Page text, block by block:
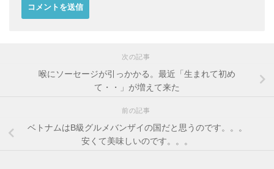
次の記事
喉にソーセージが引っかかる。最近「生まれて初め
て・・」が増えて来た
前の記事
ベトナムはB級グルメバンザイの国だと思うのです。。。
安くて美味しいのです。。。